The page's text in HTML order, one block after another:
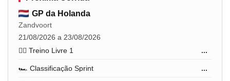
GP da Holanda
Zandvoort
21/08/2026 a 23/08/2026
🏋️‍♂️ Treino Livre 1
...
🏎️ Classificação Sprint ...